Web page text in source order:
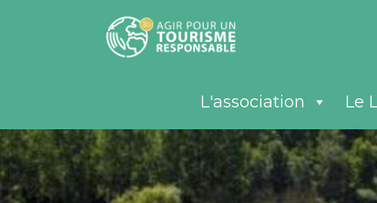
L'association Le